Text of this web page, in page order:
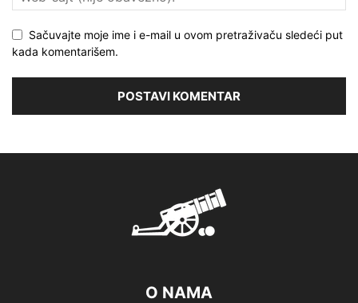
Sačuvajte moje ime i e-mail u ovom pretraživaču sledeći put
kada komentarišem.
O NAMA